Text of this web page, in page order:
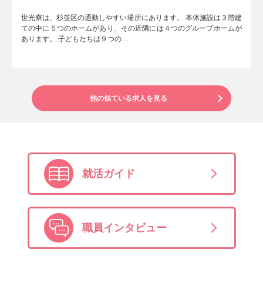
世光寮は、杉並区の通勤しやすい場所にあります。 本体施設は３階建
ての中に５つのホームがあり、その近隣には４つのグループホームが
あります。 子どもたちは９つの…
他の似ている求人を見る
就活ガイド
職員インタビュー